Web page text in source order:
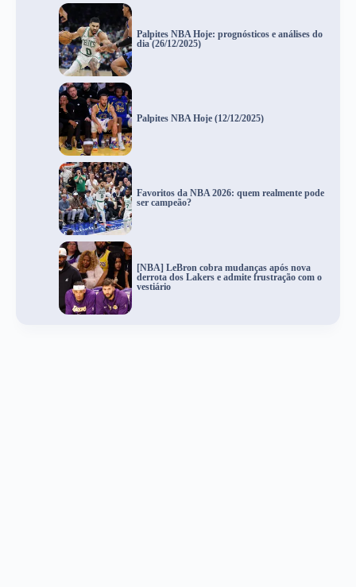
Palpites NBA Hoje: prognósticos e análises do
dia (26/12/2025)
Palpites NBA Hoje (12/12/2025)
Favoritos da NBA 2026: quem realmente pode
ser campeão?
[NBA] LeBron cobra mudanças após nova
derrota dos Lakers e admite frustração com o
vestiário